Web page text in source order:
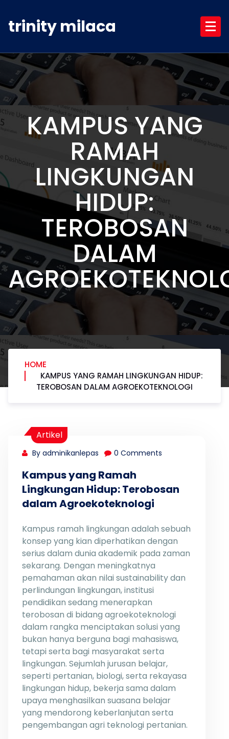
content
trinity milaca
KAMPUS YANG
RAMAH
LINGKUNGAN
HIDUP:
TEROBOSAN
DALAM
HOME
KAMPUS YANG RAMAH LINGKUNGAN HIDUP:
TEROBOSAN DALAM AGROEKOTEKNOLOGI
Artikel
By adminikanlepas 0 Comments
Kampus yang Ramah
Lingkungan Hidup: Terobosan
dalam Agroekoteknologi
Kampus ramah lingkungan adalah sebuah
konsep yang kian diperhatikan dengan
serius dalam dunia akademik pada zaman
sekarang. Dengan meningkatnya
pemahaman akan nilai sustainability dan
perlindungan lingkungan, institusi
pendidikan sedang menerapkan
terobosan di bidang agroekoteknologi
dalam rangka menciptakan solusi yang
bukan hanya berguna bagi mahasiswa,
tetapi serta bagi masyarakat serta
lingkungan. Sejumlah jurusan belajar,
seperti pertanian, biologi, serta rekayasa
lingkungan hidup, bekerja sama dalam
upaya menghasilkan suasana belajar
yang mendorong keberlanjutan serta
pengembangan agri teknologi pertanian.